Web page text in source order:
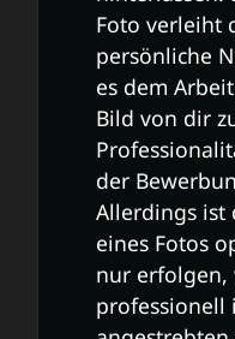
Foto verleiht
persönliche
es dem
Bild von dir
der
Allerdings ist
eines Fotos
nur erfolgen,
professionell